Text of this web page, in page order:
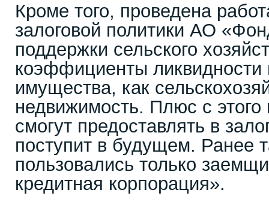
Кроме того, проведена
залоговой политики АО
поддержки сельского
коэффициенты ликвидности
имущества, как
недвижимость. Плюс с
смогут предоставлять в
поступит в будущем. Ранее
пользовались только
кредитная корпорация».